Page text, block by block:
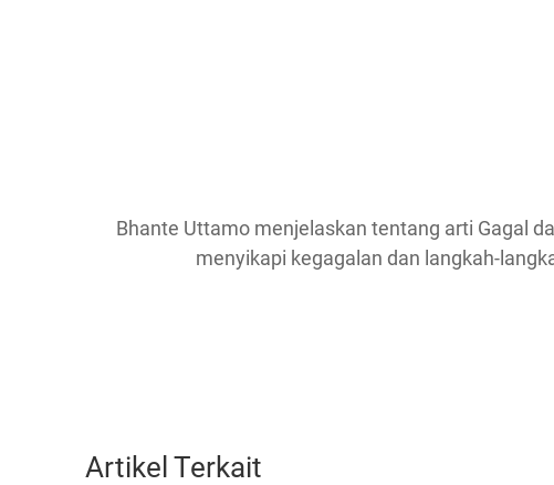
Bhante Uttamo menjelaskan tentang arti Gagal
menyikapi kegagalan dan langkah-
Artikel Terkait